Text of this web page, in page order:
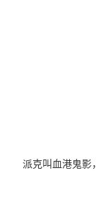
派克叫血港鬼影